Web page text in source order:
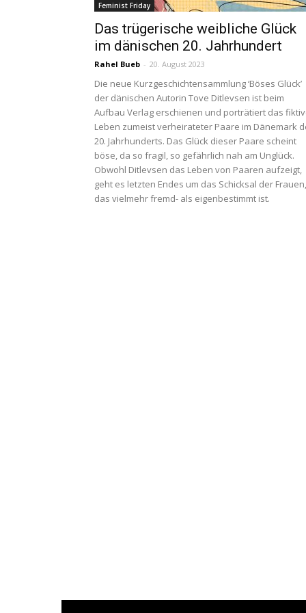
Feminist Friday
Das trügerische weibliche Glück
im dänischen 20. Jahrhundert
Rahel Bueb - 20. August 2023
Die neue Kurzgeschichtensammlung ‘Böses Glück’
der dänischen Autorin Tove Ditlevsen ist beim
Aufbau Verlag erschienen und porträtiert das
Leben zumeist verheirateter Paare im Dänemark
20. Jahrhunderts. Das Glück dieser Paare scheint
böse, da so fragil, so gefährlich nah am Unglück.
Obwohl Ditlevsen das Leben von Paaren aufzeigt,
geht es letzten Endes um das Schicksal der Frauen,
das vielmehr fremd- als eigenbestimmt ist.